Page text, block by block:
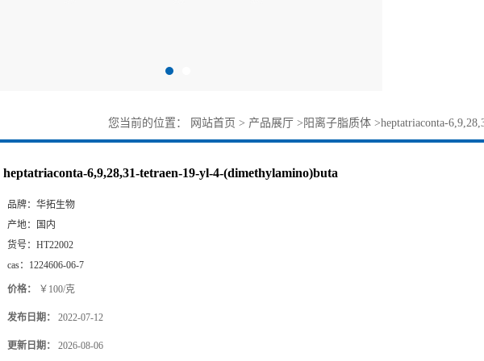
您当前的位置： 网站首页 > 产品展厅 > 阳离子脂质体 >heptatriaconta-
heptatriaconta-6,9,28,31-tetraen-19-yl-4-(dimethylamino)buta
品牌： 华拓生物
产地：
国内
货号： HT22002
cas： 1224606-06-7
价格： ￥100/克
发布日期： 2022-07-12
更新日期： 2026-08-06